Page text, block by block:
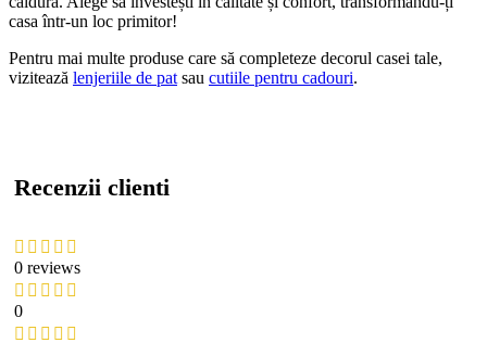
casa într-un loc primitor!
Pentru mai multe produse care să completeze decorul casei tale,
vizitează lenjeriile de pat sau cutiile pentru cadouri.
Recenzii clienti
0 reviews
0